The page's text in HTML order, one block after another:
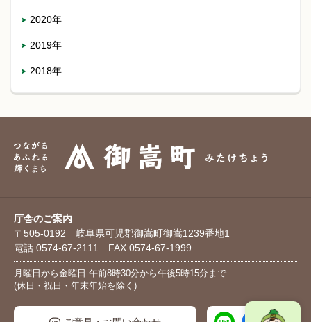
2020年
2019年
2018年
庁舎のご案内
〒505-0192 岐阜県可児郡御嵩町御嵩1239番地1
電話 0574-67-2111 FAX 0574-67-1999
月曜日から金曜日 午前8時30分から午後5時15分まで
(休日・祝日・年末年始を除く)